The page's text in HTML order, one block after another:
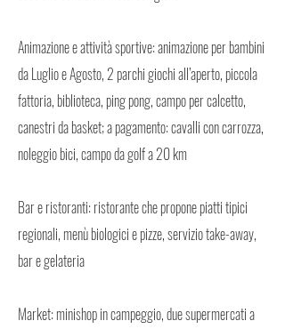
Animazione e attività sportive: animazione per bambini
da Luglio e Agosto, 2 parchi giochi all’aperto, piccola
fattoria, biblioteca, ping pong, campo per calcetto,
canestri da basket; a pagamento: cavalli con carrozza,
noleggio bici, campo da golf a 20 km
Bar e ristoranti: ristorante che propone piatti tipici
regionali, menù biologici e pizze, servizio take-away,
bar e gelateria
Market: minishop in campeggio, due supermercati a